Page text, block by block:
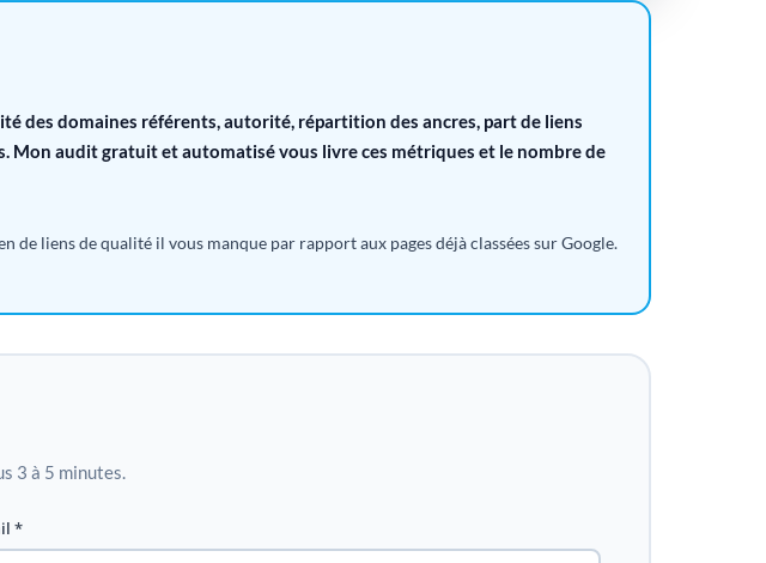
des domaines référents, autorité, répartition des ancres, part de liens
Mon audit gratuit et automatisé vous livre ces métriques et le nombre de
de liens de qualité il vous manque par rapport aux pages déjà classées sur Google.
3 à 5 minutes.
*